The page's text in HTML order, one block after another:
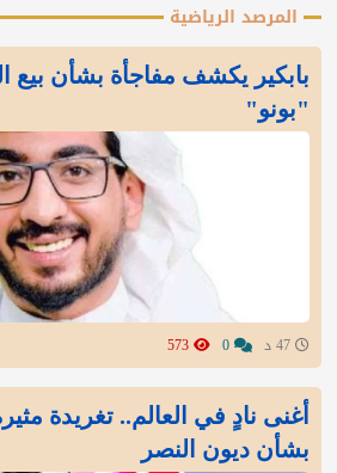
المرصد الرياضية
بابكير يكشف مفاجأة بشأن بيع
"بونو"
أغنى نادٍ في العالم.. تغريدة
بشأن ديون النصر